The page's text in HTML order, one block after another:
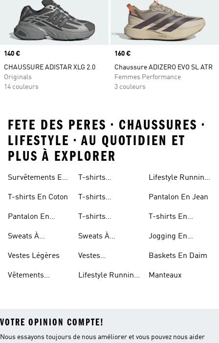
Prix
140 €
CHAUSSURE ADISTAR XLG 2.0
Originals
14 couleurs
Prix
160 €
Chaussure ADIZERO EVO SL ATR
Femmes Performance
3 couleurs
FETE DES PERES • CHAUSSURES •
LIFESTYLE • AU QUOTIDIEN ET
PLUS À EXPLORER
Survêtements En
T-shirts En Coton
Pantalon En
Sweats À
Vestes Légères
Vêtements
T-shirts
Hommes
T-shirts
Femmes
T-shirts
Enfants
Sweats À
Vestes
Lifestyle Running
Lifestyle Running
Pantalon En Jean
T-shirts En
Jogging En
Baskets En Daim
Manteaux
VOTRE OPINION COMPTE!
Nous essayons toujours de nous améliorer et vous pouvez nous aider